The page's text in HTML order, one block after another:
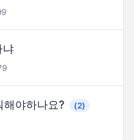
냐
해야하나요?
(2)